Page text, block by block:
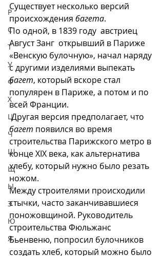
Р
С
Т
У
Ф
Х
Ц
Ч
Ш
Щ
Ы
Э
Ю
Я
Существует несколько версий
происхождения багета.
По одной, в 1839 году  австриец
Август Занг  открывший в Париже
«Венскую булочную», начал наряду
с другими изделиями выпекать
багет, который вскоре стал
популярен в Париже, а потом и по
всей Франции.
Другая версия предполагает, что
багет появился во время
строительства Парижского метро в
конце XIX века, как альтернатива
хлебу, который нужно было резать
ножом.
Между строителями происходили
стычки, часто заканчивавшиеся
поножовщиной. Руководитель
строительства Фюльжанс
Бьенвеню, попросил булочников
создать хлеб, который можно было